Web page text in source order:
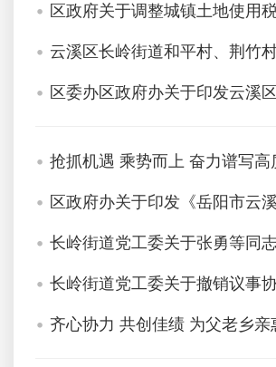
区政府关于调整城镇土地使用
云溪区长岭街道和平村、荆竹
区委办区政府办关于印发云溪
抢抓机遇 乘势而上 奋力谱写
区政府办关于印发《岳阳市云
长岭街道党工委关于张勇等同
长岭街道党工委关于撤销议事
齐心协力 共创佳绩 为父老乡